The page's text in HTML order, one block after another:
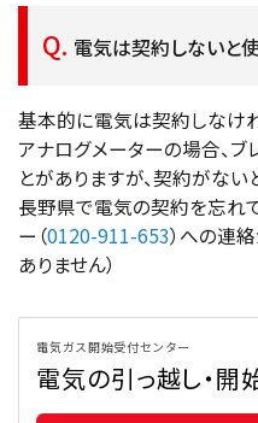
電気は契約しないと
基本的に電気は契約しなけ
アナログメーターの場合、
とがありますが、契約がな
長野県で電気の契約を忘れ
ー（0120-911-653）への連
ありません）
電気ガス開始受付センター
電気の引っ越し・開